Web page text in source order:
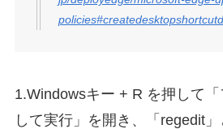
1.Windowsキー + R を押して
して実行」を開き、「regedit